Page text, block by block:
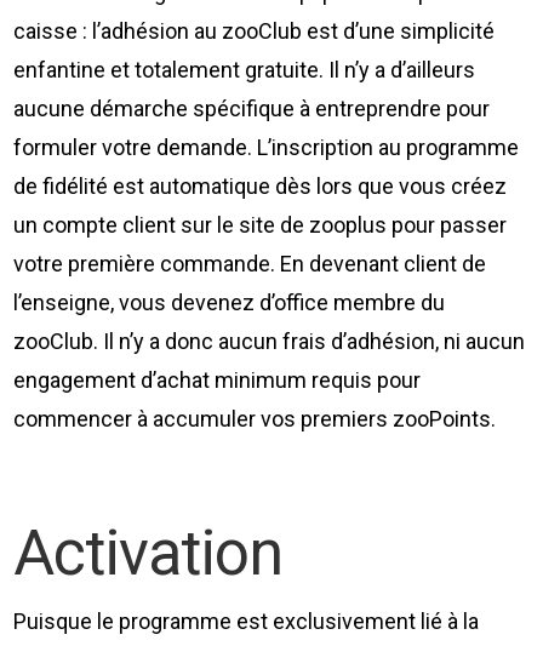
caisse : l’adhésion au zooClub est d’une simplicité
enfantine et totalement gratuite. Il n’y a d’ailleurs
aucune démarche spécifique à entreprendre pour
formuler votre demande. L’inscription au programme
de fidélité est automatique dès lors que vous créez
un compte client sur le site de zooplus pour passer
votre première commande. En devenant client de
l’enseigne, vous devenez d’office membre du
zooClub. Il n’y a donc aucun frais d’adhésion, ni aucun
engagement d’achat minimum requis pour
commencer à accumuler vos premiers zooPoints.
Activation
Puisque le programme est exclusivement lié à la